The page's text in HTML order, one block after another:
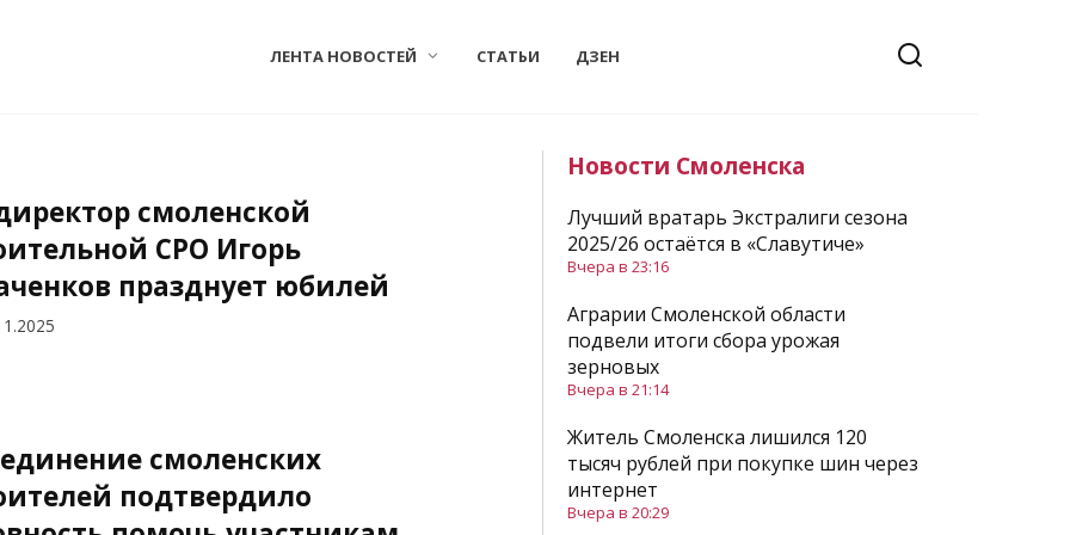
ЛЕНТА НОВОСТЕЙ СТАТЬИ ДЗЕН
смоленской
СРО Игорь
празднует юбилей
смоленских
подтвердило
Новости Смоленска
Лучший вратарь Экстралиги сезона
2025/26 остаётся в «Славутиче»
Вчера в 23:16
Аграрии Смоленской области
подвели итоги сбора урожая
зерновых
Вчера в 21:14
Житель Смоленска лишился 120
тысяч рублей при покупке шин через
интернет
Вчера в 20:29